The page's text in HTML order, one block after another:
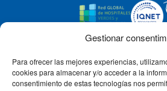
Gestionar
Para ofrecer las mejores experiencias,
cookies para almacenar y/o acceder a la
consentimiento de estas tecnologías nos
CLÍNICA CEMTRO